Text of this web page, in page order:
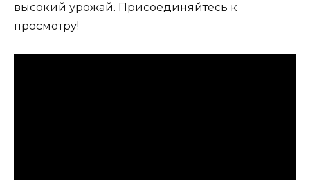
высокий урожай. Присоединяйтесь к
просмотру!